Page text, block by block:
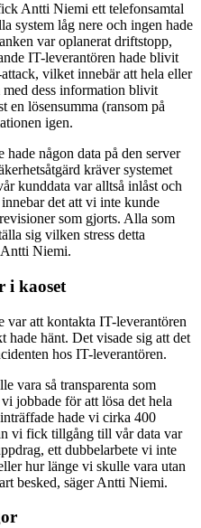
Antti Niemi ett telefonsamtal
system låg nere och ingen hade
var oplanerat driftstopp,
IT-leverantören hade blivit
vilket innebär att hela eller
med dess information blivit
en lösensumma (ransom på
igen.
någon data på den server
kräver systemet
kunddata var alltså inlåst och
det att vi inte kunde
som gjorts. Alla som
sig vilken stress detta
Antti Niemi.
i kaoset
var att kontakta IT-leverantören
hade hänt. Det visade sig att det
hos IT-leverantören.
vara så transparenta som
jobbade för att lösa det hela
hade vi cirka 400
vi fick tillgång till vår data var
ett dubbelarbete vi inte
hur länge vi skulle vara utan
besked, säger Antti Niemi.